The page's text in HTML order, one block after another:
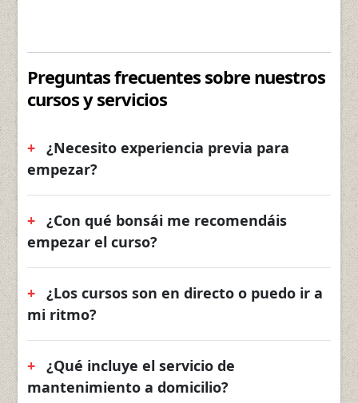
Preguntas frecuentes sobre nuestros
cursos y servicios
¿Necesito experiencia previa para
empezar?
¿Con qué bonsái me recomendáis
empezar el curso?
¿Los cursos son en directo o puedo ir a
mi ritmo?
¿Qué incluye el servicio de
mantenimiento a domicilio?